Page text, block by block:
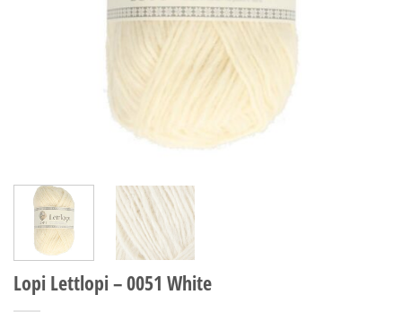
Lopi Lettlopi – 0051 White